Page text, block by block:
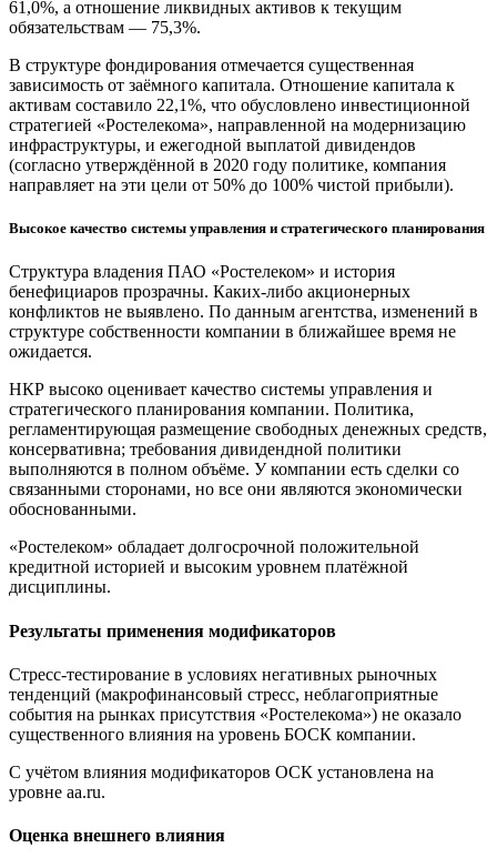
61,0%, а отношение ликвидных активов к текущим
обязательствам — 75,3%.
В структуре фондирования отмечается существенная
зависимость от заёмного капитала. Отношение капитала к
активам составило 22,1%, что обусловлено инвестиционной
стратегией «Ростелекома», направленной на модернизацию
инфраструктуры, и ежегодной выплатой дивидендов
(согласно утверждённой в 2020 году политике, компания
направляет на эти цели от 50% до 100% чистой прибыли).
Высокое качество системы управления и стратегического планирования
Структура владения ПАО «Ростелеком» и история
бенефициаров прозрачны. Каких-либо акционерных
конфликтов не выявлено. По данным агентства, изменений в
структуре собственности компании в ближайшее время не
ожидается.
НКР высоко оценивает качество системы управления и
стратегического планирования компании. Политика,
регламентирующая размещение свободных денежных средств,
консервативна; требования дивидендной политики
выполняются в полном объёме. У компании есть сделки со
связанными сторонами, но все они являются экономически
обоснованными.
«Ростелеком» обладает долгосрочной положительной
кредитной историей и высоким уровнем платёжной
дисциплины.
Результаты применения модификаторов
Стресс-тестирование в условиях негативных рыночных
тенденций (макрофинансовый стресс, неблагоприятные
события на рынках присутствия «Ростелекома») не оказало
существенного влияния на уровень БОСК компании.
С учётом влияния модификаторов ОСК установлена на
уровне aa.ru.
Оценка внешнего влияния